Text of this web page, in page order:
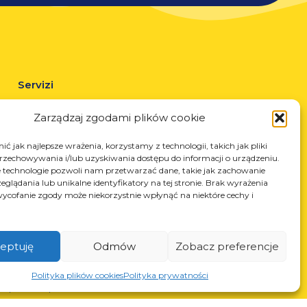
Zarządzaj zgodami plików cookie
jak najlepsze wrażenia, korzystamy z technologii, takich jak pliki
i/lub uzyskiwania dostępu do informacji o urządzeniu.
technologie pozwoli nam przetwarzać dane, takie jak zachowanie
lub unikalne identyfikatory na tej stronie. Brak wyrażenia
zgody może niekorzystnie wpłynąć na niektóre cechy i
Odmów Zobacz preferencje
Polityka plików cookiesPolityka prywatności
Servizi
Verniciatura a polvere
Saldatura automatica e manuale
Sąd Rejonowy dla Krakowa-Śródmieścia z dnia 22.02.2002r. D-